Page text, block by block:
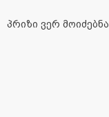
პრიზი ვერ მოიძებნა